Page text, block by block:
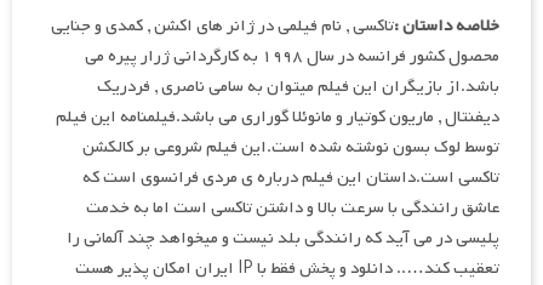
خلاصه داستان :تاکسی , نام فیلمی در ژانر های اکشن , کمدی و جنایی
محصول کشور فرانسه در سال ۱۹۹۸ به کارگردانی ژرار پیره می
باشد.از بازیگران این فیلم میتوان به سامی ناصری , فردریک
دیفنتال , ماریون کوتیار و مانوئلا گوراری می باشد.فیلمنامه این فیلم
توسط لوک بسون نوشته شده است.این فیلم شروعی بر کالکشن
تاکسی است.داستان این فیلم درباره ی مردی فرانسوی است که
عاشق رانندگی با سرعت بالا و داشتن تاکسی است اما به خدمت
پلیسی در می آید که رانندگی بلد نیست و میخواهد چند آلمانی را
تعقیب کند….. دانلود و پخش فقط با IP ایران امکان پذیر هست